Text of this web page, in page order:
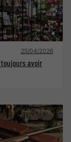
25/04/2026
toujours avoir